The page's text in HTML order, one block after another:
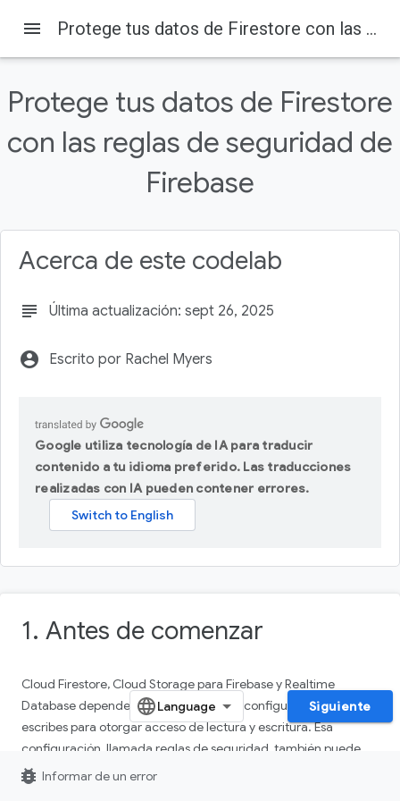
Firebase Firebase Codelabs
1. Antes de comenzar
Requisitos previos
Actividades
Obtén el código fuente
menu Protege tus datos de Firestore con las reglas de seguridad de Firebase
Protege tus datos de Firestore
con las reglas de seguridad de
Firebase
Acerca de este codelab
subject Última actualización: sept 26, 2025
account_circle Escrito por Rachel Myers
Google utiliza tecnología de IA para traducir
contenido a tu idioma preferido. Las traducciones
realizadas con IA pueden contener errores.
1. Antes de comenzar
Cloud Firestore, Cloud Storage para Firebase y Realtime
Database dependen de los archivos de configuración que
escribes para otorgar acceso de lectura y escritura. Esa
configuración, llamada reglas de seguridad, también puede
actuar como un tipo de esquema para tu app. Es una de las
Siguiente
bug_report Informar de un error